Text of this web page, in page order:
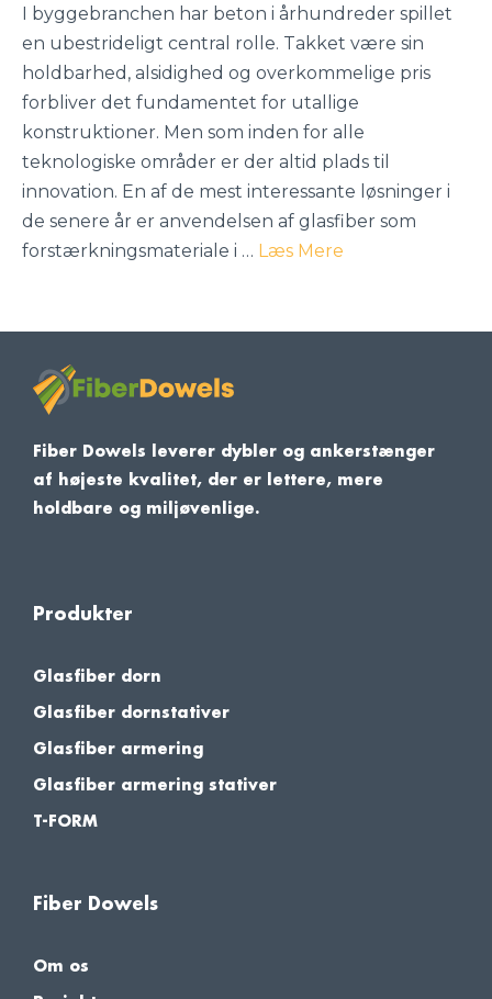
I byggebranchen har beton i århundreder spillet
en ubestrideligt central rolle. Takket være sin
holdbarhed, alsidighed og overkommelige pris
forbliver det fundamentet for utallige
konstruktioner. Men som inden for alle
teknologiske områder er der altid plads til
innovation. En af de mest interessante løsninger i
de senere år er anvendelsen af glasfiber som
forstærkningsmateriale i … Læs Mere
Fiber Dowels leverer dybler og ankerstænger
af højeste kvalitet, der er lettere, mere
holdbare og miljøvenlige.
Produkter
Glasfiber dorn
Glasfiber dornstativer
Glasfiber armering
Glasfiber armering stativer
T-FORM
Fiber Dowels
Om os